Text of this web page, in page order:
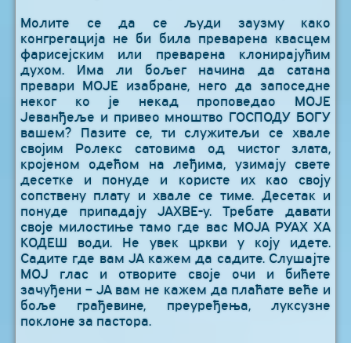
Молите се да се људи заузму како
конгрегација не би била преварена квасцем
фарисејским или преварена клонирајућим
духом. Има ли бољег начина да сатана
превари МОЈЕ изабране, него да запоседне
неког ко је некад проповедао МОЈЕ
Јеванђеље и привео мноштво ГОСПОДУ БОГУ
вашем? Пазите се, ти служитељи се хвале
својим Ролекс сатовима од чистог злата,
кројеном одећом на леђима, узимају свете
десетке и понуде и користе их као своју
сопствену плату и хвале се тиме. Десетак и
понуде припадају ЈАХВЕ-у. Требате давати
своје милостиње тамо где вас МОЈА РУАХ ХА
КОДЕШ води. Не увек цркви у коју идете.
Садите где вам ЈА кажем да садите. Слушајте
МОЈ глас и отворите своје очи и бићете
зачуђени – ЈА вам не кажем да плаћате веће и
боље грађевине, преуређења, луксузне
поклоне за пастора.